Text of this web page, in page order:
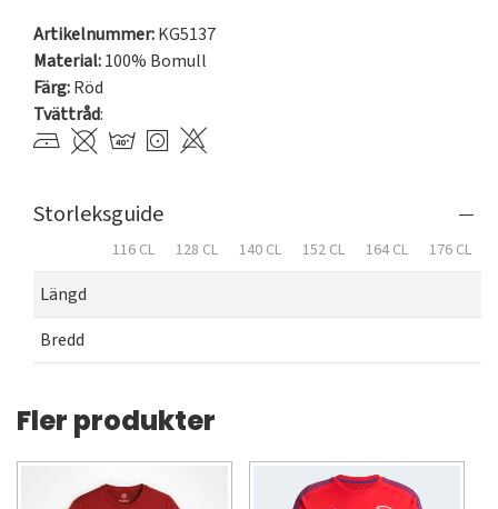
Artikelnummer:KG5137
Material:100% Bomull
Färg:Röd
Tvättråd:
Storleksguide
116 CL 128 CL 140 CL 152 CL 164 CL 176 CL
Längd
Bredd
Fler produkter